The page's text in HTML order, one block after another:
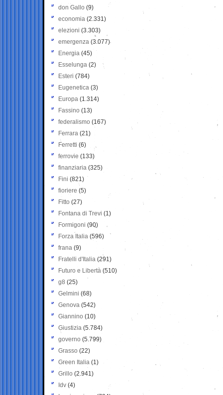
don Gallo (9)
economia (2.331)
elezioni (3.303)
emergenza (3.077)
Energia (45)
Esselunga (2)
Esteri (784)
Eugenetica (3)
Europa (1.314)
Fassino (13)
federalismo (167)
Ferrara (21)
Ferretti (6)
ferrovie (133)
finanziaria (325)
Fini (821)
fioriere (5)
Fitto (27)
Fontana di Trevi (1)
Formigoni (90)
Forza Italia (596)
frana (9)
Fratelli d'Italia (291)
Futuro e Libertà (510)
g8 (25)
Gelmini (68)
Genova (542)
Giannino (10)
Giustizia (5.784)
governo (5.799)
Grasso (22)
Green Italia (1)
Grillo (2.941)
Idv (4)